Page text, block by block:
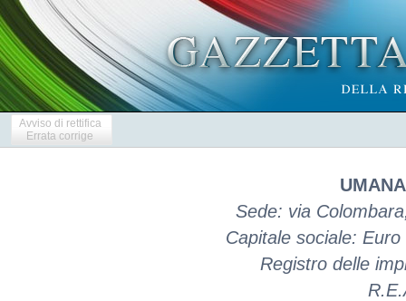
Avviso di rettifica
Errata corrige
Sede: via
Capitale sociale:
Registro delle